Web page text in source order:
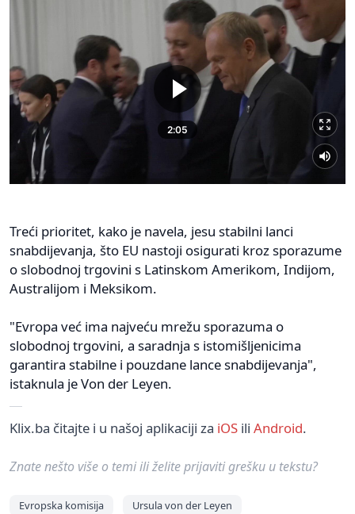
Treći prioritet, kako je navela, jesu stabilni lanci
snabdijevanja, što EU nastoji osigurati kroz sporazume
o slobodnoj trgovini s Latinskom Amerikom, Indijom,
Australijom i Meksikom.
"Evropa već ima najveću mrežu sporazuma o
slobodnoj trgovini, a saradnja s istomišljenicima
garantira stabilne i pouzdane lance snabdijevanja",
istaknula je Von der Leyen.
Klix.ba čitajte i u našoj aplikaciji za iOS ili Android.
Znate nešto više o temi ili želite prijaviti grešku u tekstu?
Evropska komisija
Ursula von der Leyen